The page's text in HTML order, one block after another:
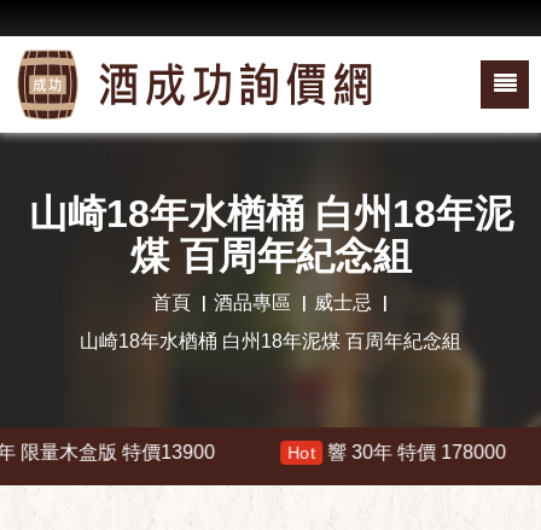
山崎18年水楢桶 白州18年泥
煤 百周年紀念組
首頁 酒品專區
威士忌
山崎18年水楢桶 白州18年泥煤 百周年紀念組
木盒版 特價13900 響 30年 特價 178000